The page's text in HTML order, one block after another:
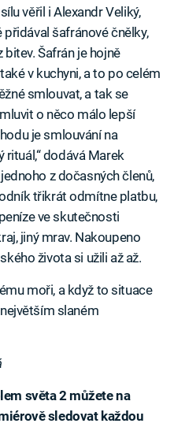
věřil i Alexandr Veliký,
šafránové čnělky,
Šafrán je hojně
v kuchyni, a to po celém
smlouvat, a tak se
o něco málo lepší
je smlouvání na
dodává Marek
z dočasných členů,
třikrát odmítne platbu,
ve skutečnosti
jiný mrav. Nakoupeno
života si užili až až.
moři, a když to situace
slaném
světa 2 můžete na
sledovat každou